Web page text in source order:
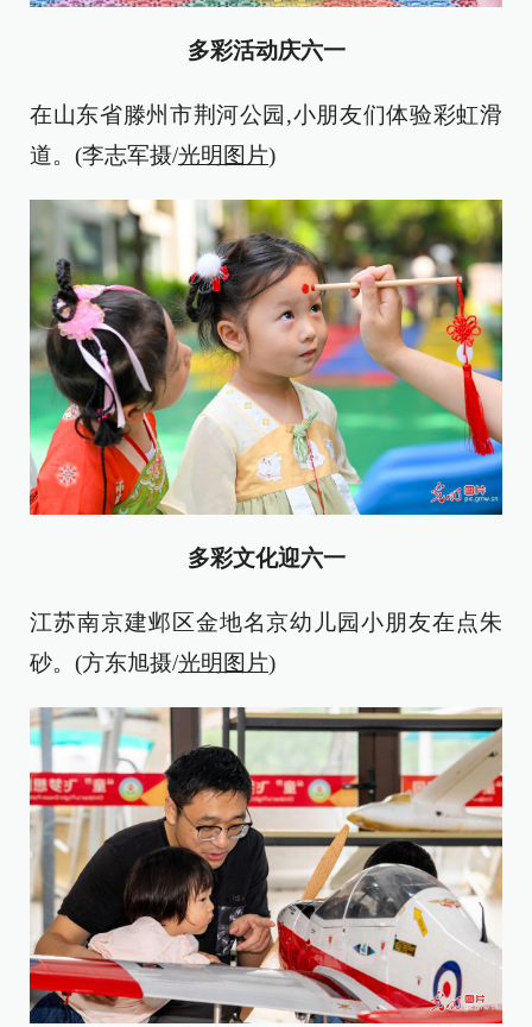
多彩活动庆六一
在山东省滕州市荆河公园,小朋友们体验彩虹滑
道。(李志军摄/光明图片)
多彩文化迎六一
江苏南京建邺区金地名京幼儿园小朋友在点朱
砂。(方东旭摄/光明图片)